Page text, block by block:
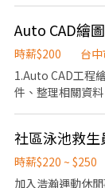
398號 台中大里店：台
中市烏日區溪南
門店歡迎詢問💖 📜應徵方式📜 ①應徵預約請點選右方加入 ➤ https://lin.ee/beutrIB ②ʟɪɴᴇ搜尋加入 ➤ @783qcndn ✍🏻以上加入
Auto CAD繪
時薪$200
台
1.Auto CAD工程
件、整理相關資
社區泳池救
時薪$220 ~ $250
加入浩瀚運動休閒事業，成為泳池救